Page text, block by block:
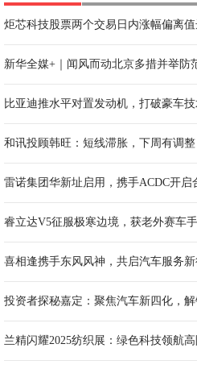
炬芯科技股票两个交易日内涨幅偏离值
新华全媒+｜闻风而动北京多措并举防
比亚迪推水平对置发动机，打破豪车
和讯投顾韩旺：短线滞胀，下周有调整
雷诺集团华新址启用，携手ACDC开启
睿立达V5征服极寒边境，获老外赛车
喜相逢携手东风风神，共启汽车服务新
投资者探秘嘉定：聚焦汽车新四化，
兰精闪耀2025纺织展：绿色科技领航